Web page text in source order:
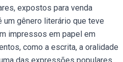
expostos para venda
um gênero literário que teve
impressos em papel em
como a escrita, a oralidade